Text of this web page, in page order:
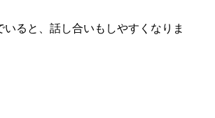
いると、話し合いもしやすくなりま